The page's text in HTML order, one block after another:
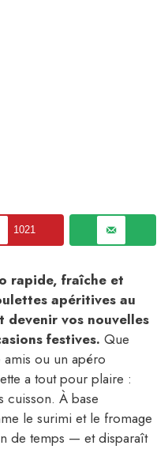
1021
rapide, fraîche et
apéritives au
devenir vos nouvelles
festives. Que
ou un apéro
a tout pour plaire :
cuisson. À base
le surimi et le fromage
de temps — et disparaît